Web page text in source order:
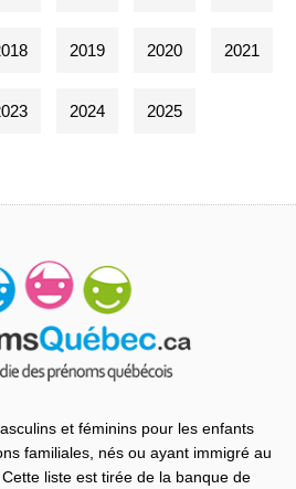
2019 2020 2021
2024 2025
et féminins pour les enfants
familiales, nés ou ayant immigré au
liste est tirée de la banque de